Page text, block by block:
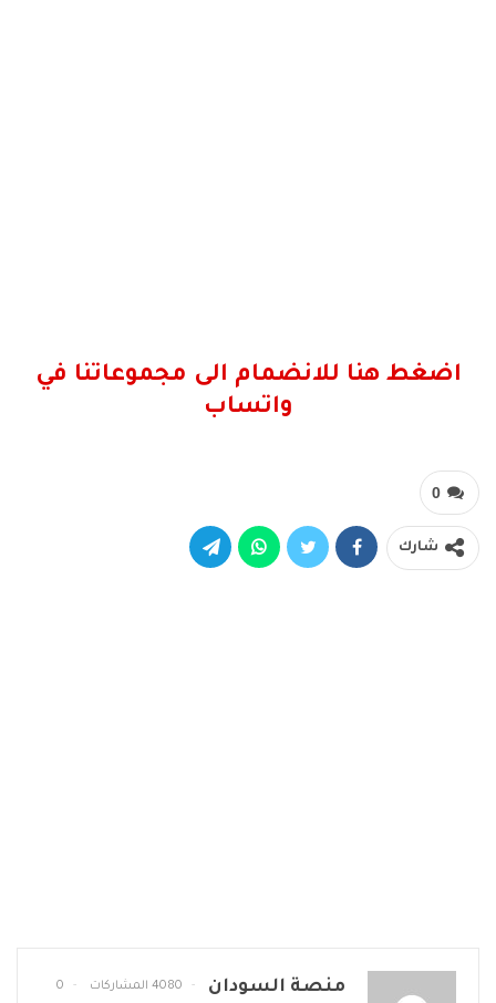
اضغط هنا للانضمام الى مجموعاتنا في
واتساب
0
شارك
منصة السودان 4080 المشاركات 0